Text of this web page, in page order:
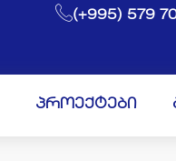
(+995) 579
პროექტები